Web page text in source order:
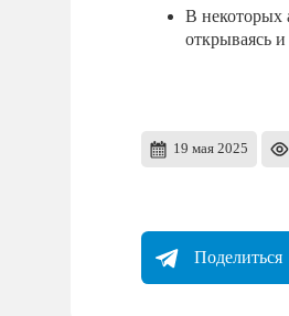
В некоторых
открываясь
19 мая 2025
Поделиться